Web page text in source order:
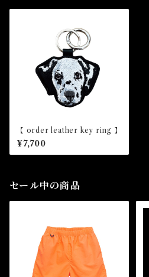
【 order leather key ring 】
¥7,700
セール中の商品